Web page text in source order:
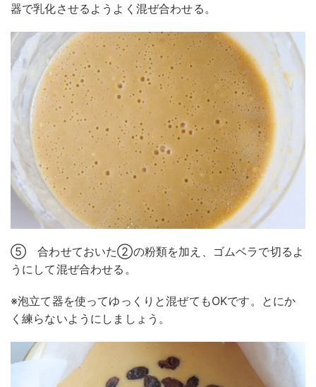
器で乳化させるようよく混ぜ合わせる。
⑤ 合わせておいた②の粉類を加え、ゴムベラで切るよ
うにして混ぜ合わせる。
※泡立て器を使ってゆっくりと混ぜてもOKです。とにか
く練らないようにしましょう。